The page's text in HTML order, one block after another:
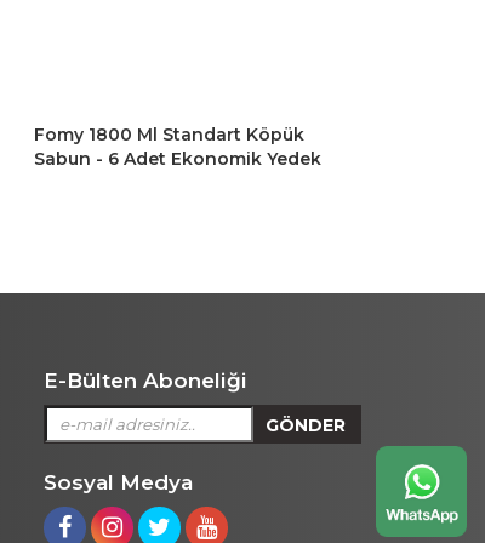
Fomy 1800 Ml Standart Köpük
Sabun - 6 Adet Ekonomik Yedek
E-Bülten Aboneliği
Sosyal Medya